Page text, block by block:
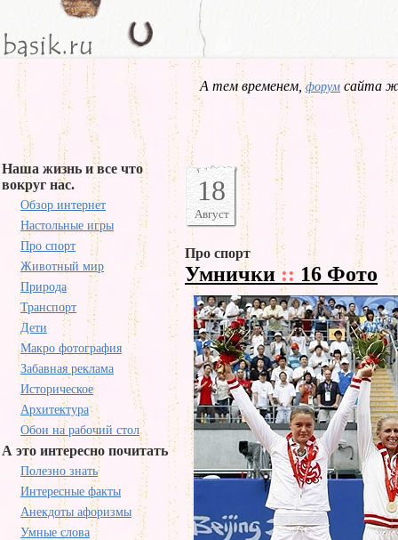
А тем временем,форум сайта
Наша жизнь и все что
вокруг нас.
Обзор интернет
Настольные игры
Про спорт
Животный мир
Природа
Транспорт
Дети
Макро фотография
Забавная реклама
Историческое
Архитектура
Обои на рабочий стол
А это интересно почитать
Полезно знать
Интересные факты
Анекдоты афоризмы
Умные слова
18
Август
Про спорт
Умнички:: 16 Фото